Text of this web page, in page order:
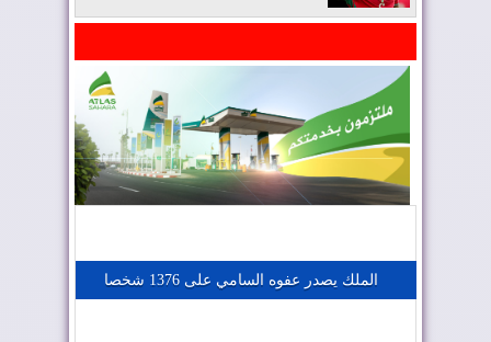
المغرب يعزز موقعه في صناعة الطيران
الملك يصدر عفوه السامي على 1376 شخصا